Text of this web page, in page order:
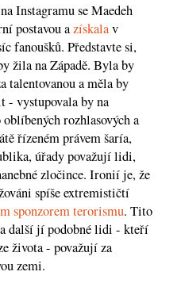
Instagramu se Maedeh
postavou azískalav
fanoušků. Představte si,
žila na Západě. Byla by
talentovanou a měla by
vystupovala by na
rozhlasových a
řízeném právem šaría,
úřady považují lidi,
zločince. Ironií je, že
spíše extremističtí
sponzorem terorismu. Tito
další jí podobné lidi - kteří
života - považují za
zemi.